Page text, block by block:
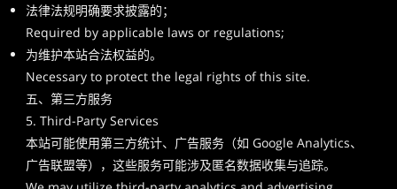
法律法规明确要求披露的；
Required by applicable laws or regulations;
为维护本站合法权益的。
Necessary to protect the legal rights of this site.
五、第三方服务
5. Third-Party Services
本站可能使用第三方统计、广告服务（如 Google Analytics、
广告联盟等），这些服务可能涉及匿名数据收集与追踪。